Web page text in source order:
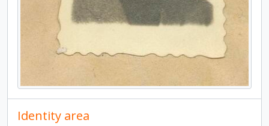
Identity area